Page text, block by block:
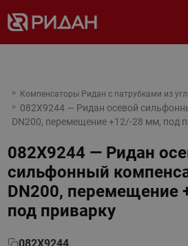
Компенсаторы Ридан с патрубками из
082X9244 — Ридан осевой
DN200, перемещение +12/-28 мм, под
082X9244 — Ридан
сильфонный
DN200, перемещение
под приварку
082X9244